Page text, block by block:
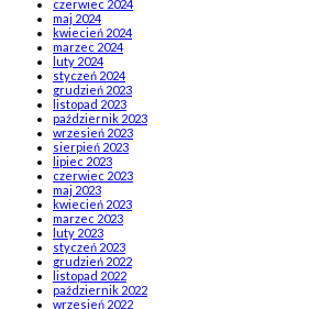
czerwiec 2024
maj 2024
kwiecień 2024
marzec 2024
luty 2024
styczeń 2024
grudzień 2023
listopad 2023
październik 2023
wrzesień 2023
sierpień 2023
lipiec 2023
czerwiec 2023
maj 2023
kwiecień 2023
marzec 2023
luty 2023
styczeń 2023
grudzień 2022
listopad 2022
październik 2022
wrzesień 2022